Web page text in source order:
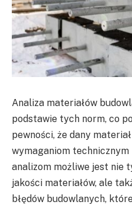
Analiza materiałów
podstawie tych norm, co
pewności, że dany
wymaganiom
analizom możliwe jest nie
jakości materiałów, ale
błędów budowlanych,